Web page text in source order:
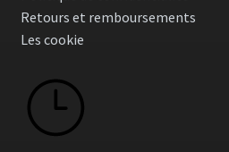
Retours et remboursements
Les cookie